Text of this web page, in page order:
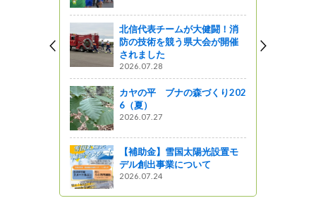
北信代表チームが大健闘！消
防の技術を競う県大会が開催
されました
2026.07.28
カヤの平 ブナの森づくり202
6（夏）
2026.07.27
【補助金】雪国太陽光設置モ
デル創出事業について
2026.07.24